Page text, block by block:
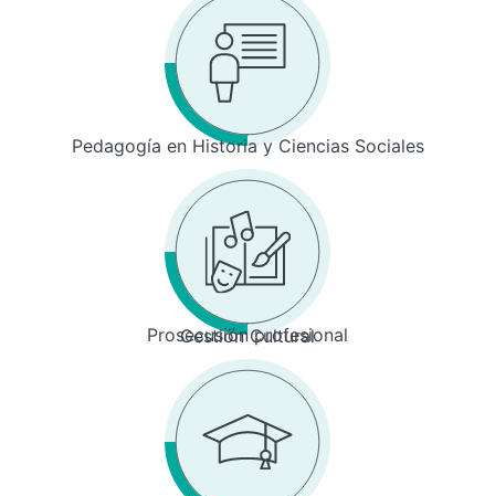
Pedagogía en Historia y Ciencias Sociales
Prosecusión profesional
Gestión Cultural